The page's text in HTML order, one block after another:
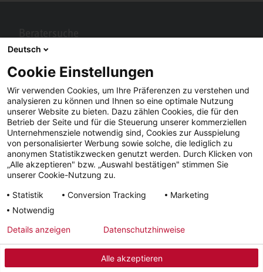
Berater in Ihrer Nähe gesucht? Mit STIEBEL ELTRON kein Problem.
Impressum AGB Datenschutz Lieferfristen
Facebook YouTube LinkedIn
Instagram
© 2026 - STIEBEL ELTRON GmbH & Co. KG (DE)
Deutsch
Cookie Einstellungen
Wir verwenden Cookies, um Ihre Präferenzen zu verstehen und
analysieren zu können und Ihnen so eine optimale Nutzung
unserer Website zu bieten. Dazu zählen Cookies, die für den
Betrieb der Seite und für die Steuerung unserer kommerziellen
Unternehmensziele notwendig sind, Cookies zur Ausspielung
von personalisierter Werbung sowie solche, die lediglich zu
anonymen Statistikzwecken genutzt werden. Durch Klicken von
„Alle akzeptieren" bzw. „Auswahl bestätigen" stimmen Sie
unserer Cookie-Nutzung zu.
Statistik
Conversion Tracking
Marketing
Notwendig
Alle akzeptieren
Details anzeigen Datenschutzhinweise